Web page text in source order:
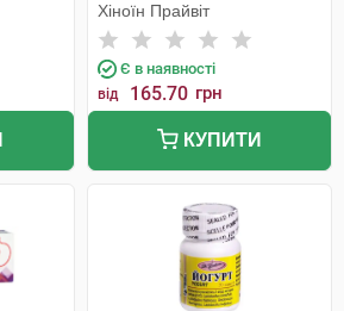
Хіноїн Прайвіт
Є в наявності
від 165.70 грн
КУПИТИ